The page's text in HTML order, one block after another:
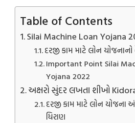
Table of Contents
Silai Machine Loan Yojana
દરજી કામ માટે લોન
Important Point Silai
Yojana 2022
અક્ષરો સુંદર લખતા શીખો Kidora
દરજી કામ માટે લોન યોજના
ધિરાણ